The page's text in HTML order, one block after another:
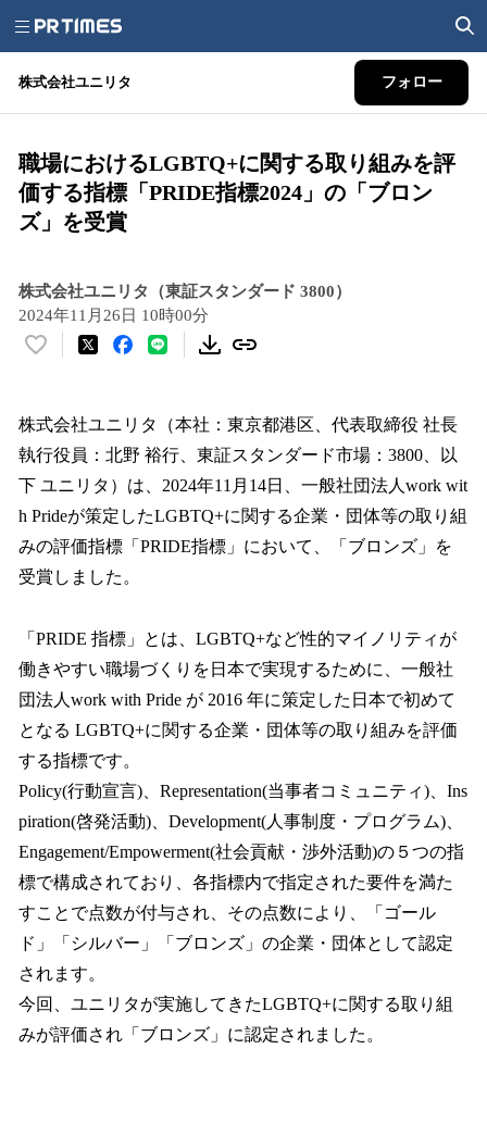
株式会社ユニリタ フォロー
職場におけるLGBTQ+に関する取り組みを評
価する指標「PRIDE指標2024」の「ブロン
ズ」を受賞
株式会社ユニリタ（東証スタンダード 3800）
2024年11月26日 10時00分
い
！
数
を
読
み
込
み
中
す
株式会社ユニリタ（本社：東京都港区、代表取締役 社長
執行役員：北野 裕行、東証スタンダード市場：3800、以
下 ユニリタ）は、2024年11月14日、一般社団法人work wit
h Prideが策定したLGBTQ+に関する企業・団体等の取り組
みの評価指標「PRIDE指標」において、「ブロンズ」を
受賞しました。
「PRIDE 指標」とは、LGBTQ+など性的マイノリティが
働きやすい職場づくりを日本で実現するために、一般社
団法人work with Pride が 2016 年に策定した日本で初めて
となる LGBTQ+に関する企業・団体等の取り組みを評価
する指標です。
Policy(行動宣言)、Representation(当事者コミュニティ)、Ins
piration(啓発活動)、Development(人事制度・プログラム)、
Engagement/Empowerment(社会貢献・渉外活動)の５つの指
標で構成されており、各指標内で指定された要件を満た
すことで点数が付与され、その点数により、「ゴール
ド」「シルバー」「ブロンズ」の企業・団体として認定
されます。
今回、ユニリタが実施してきたLGBTQ+に関する取り組
みが評価され「ブロンズ」に認定されました。